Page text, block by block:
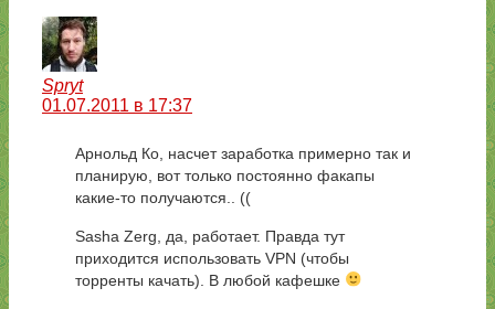
Spryt
01.07.2011 в 17:37
Арнольд Ко, насчет заработка примерно так и
планирую, вот только постоянно факапы
какие-то получаются.. ((
Sasha Zerg, да, работает. Правда тут
приходится использовать VPN (чтобы
торренты качать). В любой кафешке